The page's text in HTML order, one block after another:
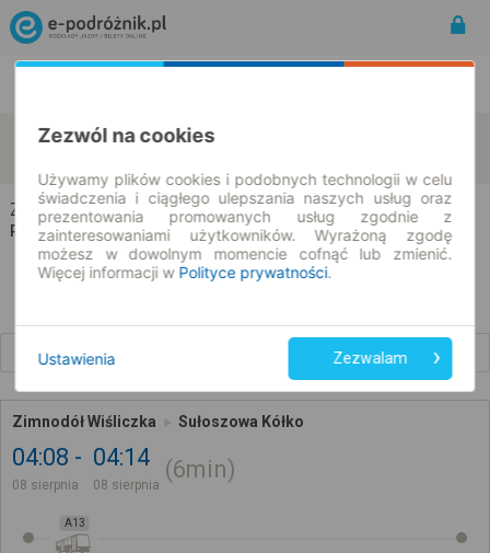
Zimnodół
Sułoszowa
Zimnodół → Sułoszowa
Rozkład jazdy i bilety
Zimnodół Wiśliczka Sułoszowa Kółko
04:08
08 sierpnia
04:14
08 sierpnia
6min
A13
Zezwól na cookies
Używamy plików cookies i podobnych technologii w celu
świadczenia i ciągłego ulepszania naszych usług oraz
prezentowania promowanych usług zgodnie z
zainteresowaniami użytkowników. Wyrażoną zgodę
możesz w dowolnym momencie cofnąć lub zmienić.
Więcej informacji w Polityce prywatności.
Ustawienia Zezwalam